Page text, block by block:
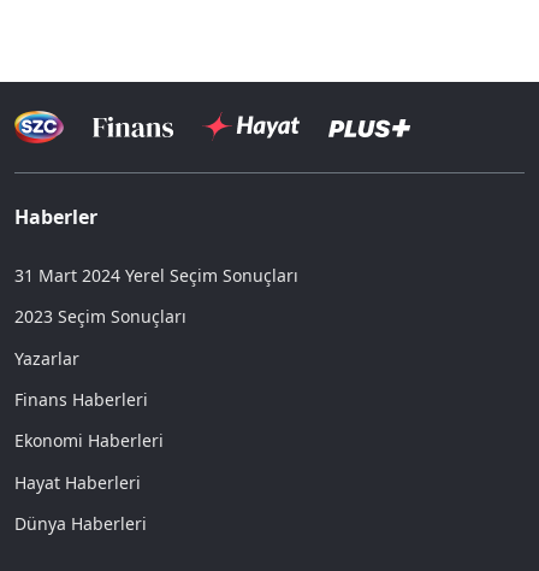
Haberler
31 Mart 2024 Yerel Seçim Sonuçları
2023 Seçim Sonuçları
Yazarlar
Finans Haberleri
Ekonomi Haberleri
Hayat Haberleri
Dünya Haberleri